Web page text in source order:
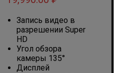
Запись видео в
разрешении Super
HD
Угол обзора
камеры 135°
Дисплей